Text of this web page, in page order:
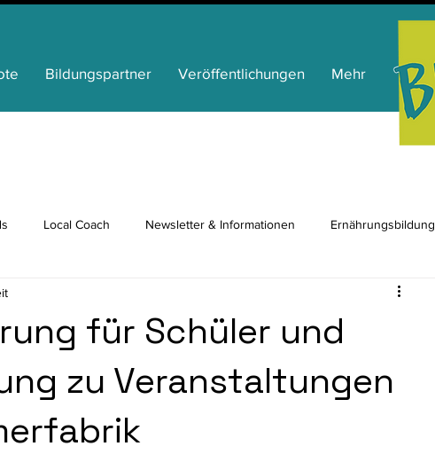
Bildungspartner Veröffentlichungen Mehr
Local Coach Newsletter & Informationen Ernährungsbildung
Inklusion Ehrenamt Medienkompetenz
Bildung Bildung
für Schüler und
zu Veranstaltungen